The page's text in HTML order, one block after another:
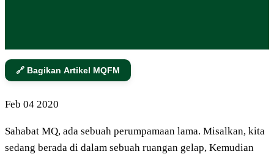
🔗 Bagikan Artikel MQFM
Feb 04 2020
Sahabat MQ, ada sebuah perumpamaan lama. Misalkan, kita
sedang berada di dalam sebuah ruangan gelap, Kemudian